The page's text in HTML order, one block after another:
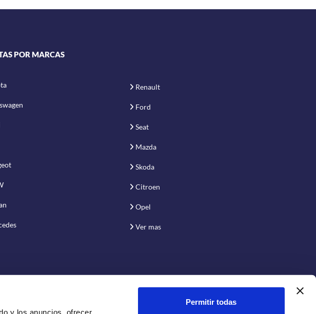
y los anuncios, ofrecer
Permitir todas
POR MARCAS
Renault
Ford
Seat
Mazda
Skoda
Citroen
Opel
Ver mas